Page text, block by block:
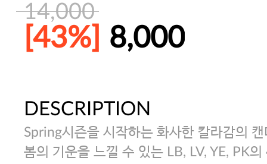
14,000
[43%] 8,000
주말특가 20%(8.7~8.9)/5만원 이
[썸머블프] 1만원 할인 쿠폰(8.1~31)
DESCRIPTION
Spring시즌을 시작하는 화사한 칼라감의 캔
봄의 기운을 느낄 수 있는 LB, LV, YE, PK